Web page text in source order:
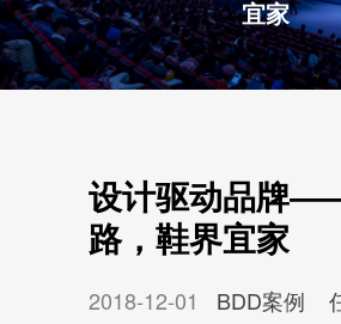
宜家
设计驱动品牌
路，鞋界宜家
2018-12-01 BDD案例